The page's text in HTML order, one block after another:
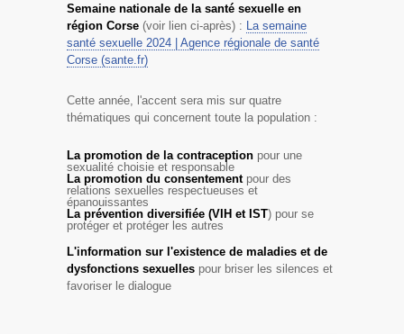
Se­maine nationale de la santé sexuelle en
région Corse (voir lien ci-après) : La semaine
santé sexuelle 2024 | Agence régionale de santé
Corse (sante.fr)
Cette année, l'accent sera mis sur quatre
thématiques qui concernent toute la population :
La promotion de la contraception pour une
sexualité choisie et responsable
La promotion du consentement pour des
relations sexuelles respectueuses et
épanouissantes
La prévention diversifiée (VIH et IST) pour se
protéger et protéger les autres
L'information sur l'existence de maladies et de
dysfonctions sexuelles pour briser les silences et
favoriser le dialogue